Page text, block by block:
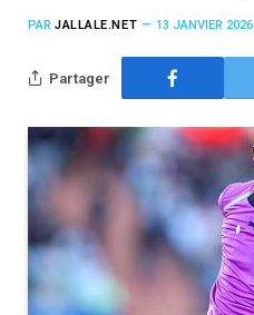
PAR JALLALE.NET 13 JANVIER 2026
Partager